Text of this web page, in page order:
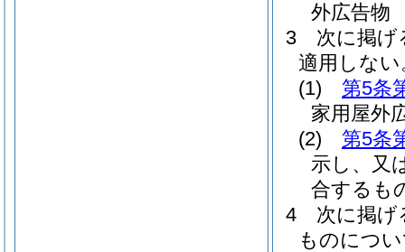
外広告物
3
次に掲げ
適用しない
(1)
第5条
家用屋外
(2)
第5条
示し、又
合するも
4
次に掲げ
ものにつ